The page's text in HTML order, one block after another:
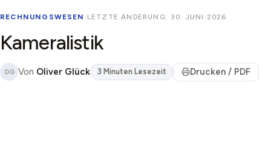
RECHNUNGSWESEN · LETZTE ÄNDERUNG: 30. JUNI 2026
Kameralistik
OG Von Oliver Glück 3 Minuten Lesezeit Drucken / PDF